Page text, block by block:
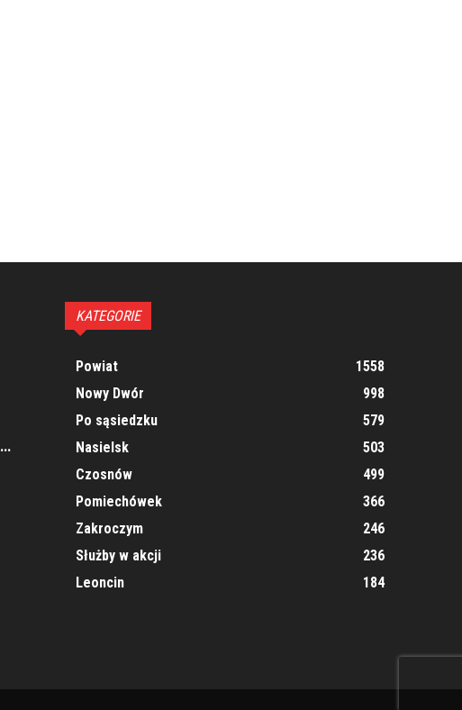
KATEGORIE
Powiat
1558
Nowy Dwór
998
Po sąsiedzku
579
Nasielsk
503
Czosnów
499
Pomiechówek
366
Zakroczym
246
Służby w akcji
236
Leoncin
184